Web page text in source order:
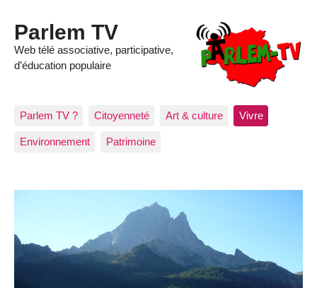
Parlem TV
Web télé associative, participative,
d’éducation populaire
Parlem TV ? Citoyenneté Art & culture Vivre
Environnement Patrimoine